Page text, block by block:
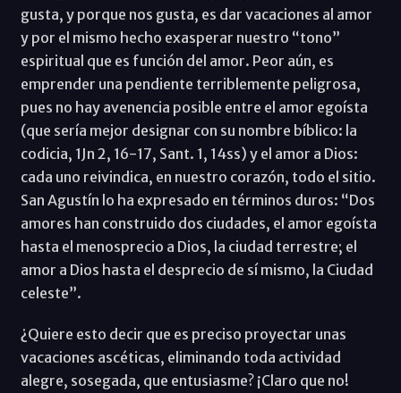
gusta, y porque nos gusta, es dar vacaciones al amor
y por el mismo hecho exasperar nuestro “tono”
espiritual que es función del amor. Peor aún, es
emprender una pendiente terriblemente peligrosa,
pues no hay avenencia posible entre el amor egoísta
(que sería mejor designar con su nombre bíblico: la
codicia, 1Jn 2, 16-17, Sant. 1, 14ss) y el amor a Dios:
cada uno reivindica, en nuestro corazón, todo el sitio.
San Agustín lo ha expresado en términos duros: “Dos
amores han construido dos ciudades, el amor egoísta
hasta el menosprecio a Dios, la ciudad terrestre; el
amor a Dios hasta el desprecio de sí mismo, la Ciudad
celeste”.
¿Quiere esto decir que es preciso proyectar unas
vacaciones ascéticas, eliminando toda actividad
alegre, sosegada, que entusiasme? ¡Claro que no!